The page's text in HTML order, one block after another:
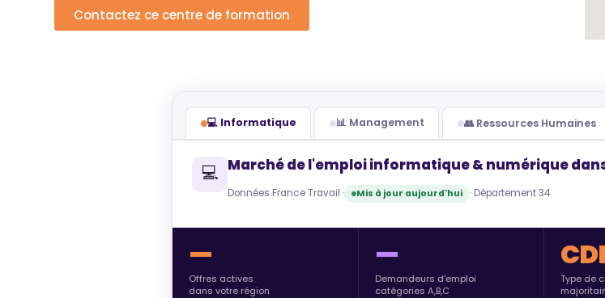
Contactez ce centre de formation
💻 Informatique 📊 Management 👥 Ressources Humaines
💻 Marché de l'emploi informatique & numérique
Données France Travail · Mis à jour aujourd'hui · Département 34
—
Offres actives
dans votre région
—
Demandeurs d'emploi
catégories A,B,C
CDI
Type de